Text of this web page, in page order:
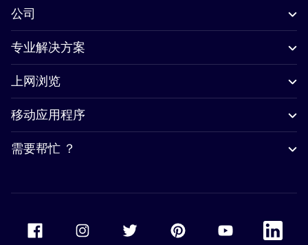
公司
专业解决方案
上网浏览
移动应用程序
需要帮忙 ？
Accor Facebook Accor TwitterAccor PinterestAccor Youtube
Accor